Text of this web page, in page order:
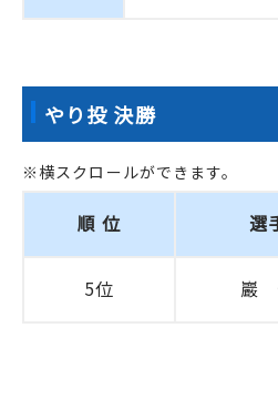
やり投 決勝
順 位 選
5位 巖